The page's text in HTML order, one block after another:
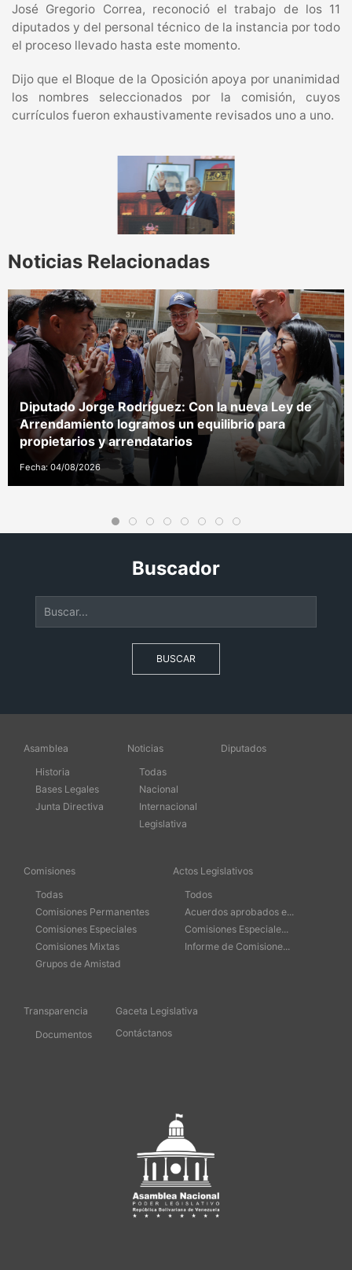
José Gregorio Correa, reconoció el trabajo de los 11
diputados y del personal técnico de la instancia por todo
el proceso llevado hasta este momento.
Dijo que el Bloque de la Oposición apoya por unanimidad
los nombres seleccionados por la comisión, cuyos
currículos fueron exhaustivamente revisados uno a uno.
Noticias Relacionadas
Diputado Jorge Rodríguez: Con la nueva Ley de
Arrendamiento logramos un equilibrio para
propietarios y arrendatarios
Fecha: 04/08/2026
Buscador
BUSCAR
Asamblea
Historia
Bases Legales
Junta Directiva
Noticias
Todas
Nacional
Internacional
Legislativa
Diputados
Comisiones
Todas
Comisiones Permanentes
Comisiones Especiales
Comisiones Mixtas
Grupos de Amistad
Actos Legislativos
Todos
Acuerdos aprobados e...
Comisiones Especiale...
Informe de Comisione...
Transparencia
Documentos
Gaceta Legislativa
Contáctanos